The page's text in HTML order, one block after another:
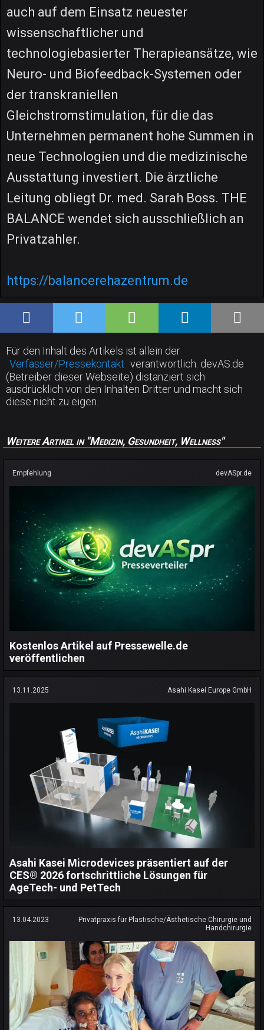
auch auf dem Einsatz neuester
wissenschaftlicher und
technologiebasierter Therapieansätze, wie
Neuro- und Biofeedback-Systemen oder
der transkraniellen
Gleichstromstimulation, für die das
Unternehmen permanent hohe Summen in
neue Technologien und die medizinische
Ausstattung investiert. Die ärztliche
Leitung obliegt Dr. med. Sarah Boss. THE
BALANCE wendet sich ausschließlich an
Privatzahler.
https://balancerehazentrum.de
Für den Inhalt des Artikels ist allein der
Verfasser/Pressekontakt verantwortlich. devAS.de
(Betreiber dieser Webseite) distanziert sich
ausdrücklich von den Inhalten Dritter und macht sich
diese nicht zu eigen.
Weitere Artikel in "Medizin, Gesundheit, Wellness"
Empfehlung devASpr.de
Kostenlos Artikel auf Pressewelle.de
veröffentlichen
13.11.2025 Asahi Kasei Europe GmbH
Asahi Kasei Microdevices präsentiert auf der
CES® 2026 fortschrittliche Lösungen für
AgeTech- und PetTech
13.04.2023
Privatpraxis für Plastische/Ästhetische Chirurgie und
Handchirurgie